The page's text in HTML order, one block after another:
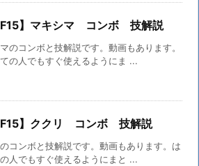
】マキシマ コンボ 技解説
のコンボと技解説です。動画もあります。
の人でもすぐ使えるようにま ...
】ククリ コンボ 技解説
コンボと技解説です。動画もあります。は
人でもすぐ使えるようにまと ...